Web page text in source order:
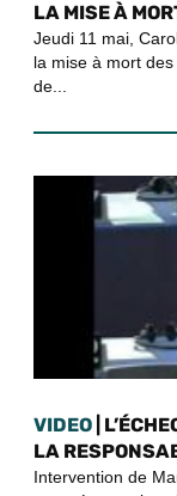
LA MISE À
Jeudi 11 mai,
la mise à mort
de...
VIDEO |
LA
Intervention de